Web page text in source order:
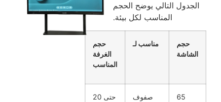
الجدول التالي يوضح الحجم
المناسب لكل بيئة.
حجم
الشاشة
مناسب لـ
حجم
الغرفة
المناسب
65
صفوف
حتى 20